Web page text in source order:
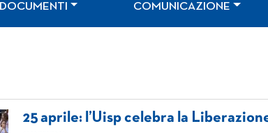
DOCUMENTI COMUNICAZIONE
25 aprile: l’Uisp celebra la